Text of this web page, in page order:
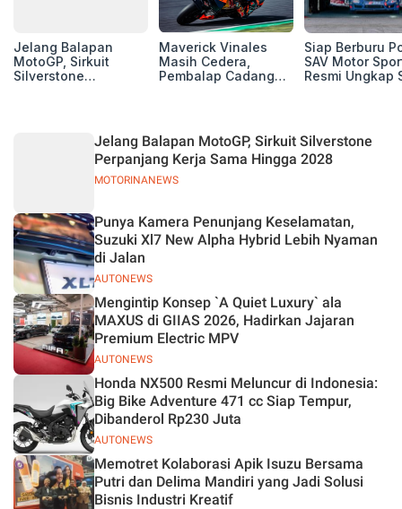
Jelang Balapan
MotoGP, Sirkuit
Silverstone
Maverick Vinales
Masih Cedera,
Pembalap Cadangan
Siap Berburu
SAV Motor
Resmi Ungkap
MOTORINANEWS
Jelang Balapan MotoGP, Sirkuit Silverstone
Perpanjang Kerja Sama Hingga 2028
AUTONEWS
Punya Kamera Penunjang Keselamatan,
Suzuki Xl7 New Alpha Hybrid Lebih Nyaman
di Jalan
AUTONEWS
Mengintip Konsep `A Quiet Luxury` ala
MAXUS di GIIAS 2026, Hadirkan Jajaran
Premium Electric MPV
AUTONEWS
Honda NX500 Resmi Meluncur di Indonesia:
Big Bike Adventure 471 cc Siap Tempur,
Dibanderol Rp230 Juta
Memotret Kolaborasi Apik Isuzu Bersama
Putri dan Delima Mandiri yang Jadi Solusi
Bisnis Industri Kreatif